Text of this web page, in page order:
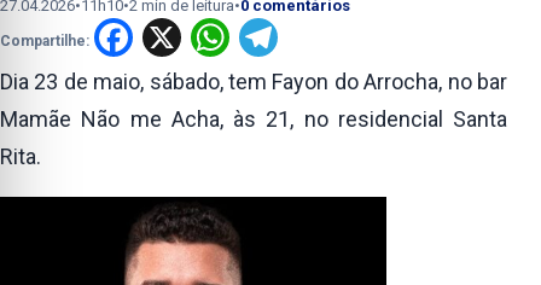
27.04.2026•11h10•2 min de leitura•0 comentários
Compartilhe: Facebook
X WhatsApp
Dia 23 de maio, sábado, tem Fayon do Arrocha, no bar
Mamãe Não me Acha, às 21, no residencial Santa
Rita.